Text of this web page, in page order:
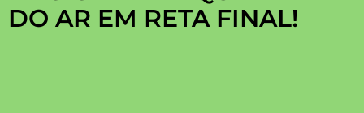
DO AR EM RETA FINAL!